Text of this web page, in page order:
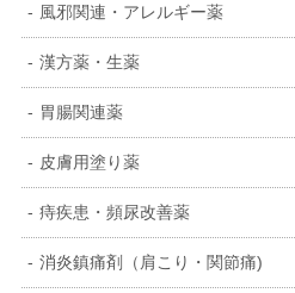
風邪関連・アレルギー薬
漢方薬・生薬
胃腸関連薬
皮膚用塗り薬
痔疾患・頻尿改善薬
消炎鎮痛剤（肩こり・関節痛)